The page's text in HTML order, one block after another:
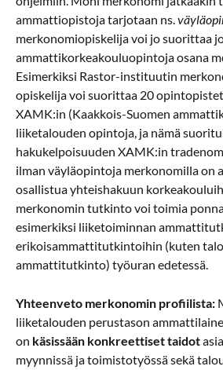
ammattiopistoja tarjotaan ns.
merkonomiopiskelija voi jo suorittaa
ammattikorkeakouluopintoja osana
Esimerkiksi Rastor-instituutin
opiskelija voi suorittaa 20
XAMK:in (Kaakkois-Suomen
liiketalouden opintoja, ja nämä
hakukelpoisuuden XAMK:in
ilman väyläopintoja merkonomilla on
osallistua yhteishakuun
merkonomin tutkinto voi toimia
esimerkiksi liiketoiminnan
erikoisammattitutkintoihin (kuten
ammattitutkinto) työuran edetessä.
Yhteenveto merkonomin profiilista:
liiketalouden perustason
on käsissään konkreettiset taidot
myynnissä ja toimistotyössä sekä